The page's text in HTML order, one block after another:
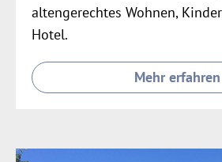
altengerechtes Wohnen,
Hotel.
Mehr erfahren